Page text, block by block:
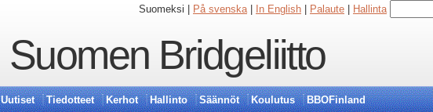
Suomeksi | På svenska| In English Palaute Hallinta
Suomen Bridgeliitto
Uutiset Tiedotteet Kerhot Hallinto Säännöt Koulutus BBOFinland